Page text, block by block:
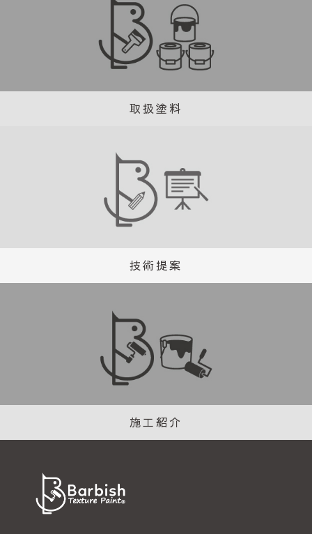
取扱塗料
技術提案
施工紹介